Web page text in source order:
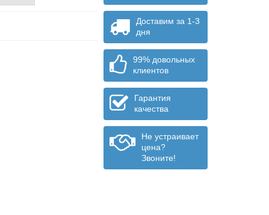
Доставим за 1-3
дня
99% довольных
клиентов
Гарантия
качества
Не устраивает
цена?
Звоните!